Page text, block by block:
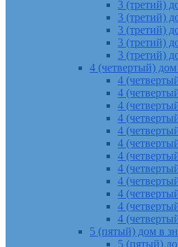
3 (третий)
3 (третий)
3 (третий)
3 (третий)
3 (третий)
4 (четвертый) дом
4
4
4
4
4
4
4
4
4
4
4
4
5 (пятый) дом в
5 (пятый)